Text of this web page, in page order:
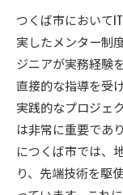
つくば市において
実したメンター制
ジニアが実務経験
直接的な指導を受
実践的なプロジェ
は非常に重要であ
につくば市では、
り、先端技術を駆